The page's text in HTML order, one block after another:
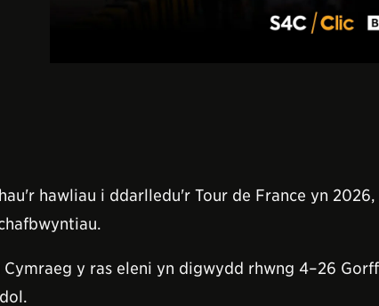
hawliau i ddarlledu'r Tour de France yn
y ras eleni yn digwydd rhwng 4–26